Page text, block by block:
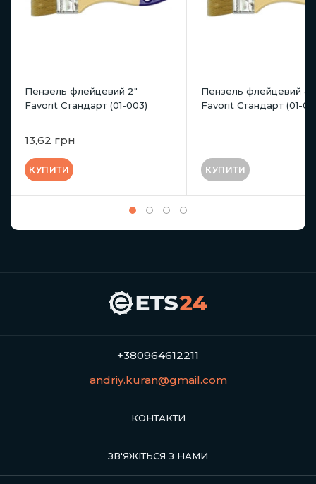
Пензель флейцевий 2"
Favorit Стандарт (01-003)
13,62 грн
КУПИТИ
Пензель флейцевий 4"
Favorit Стандарт (01-
КУПИТИ
+380964612211
andriy.kuran@gmail.com
КОНТАКТИ
ЗВ'ЯЖІТЬСЯ З НАМИ